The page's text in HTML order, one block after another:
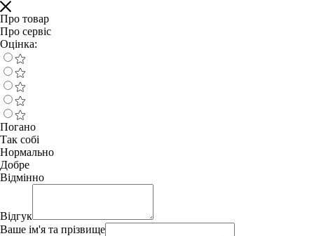
Про товар
Про сервіс
Оцінка:
Погано
Так собі
Нормально
Добре
Відмінно
Відгук
Ваше ім'я та прізвище